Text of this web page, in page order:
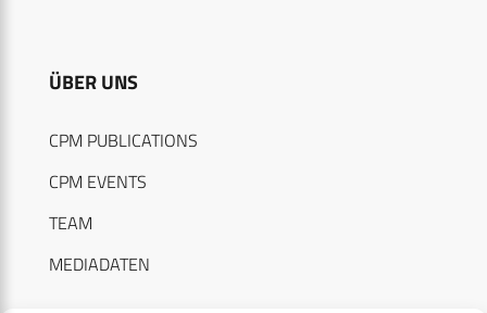
ÜBER UNS
CPM PUBLICATIONS
CPM EVENTS
TEAM
MEDIADATEN